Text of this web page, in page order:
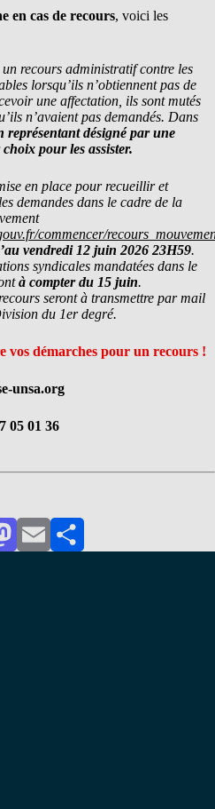
en cas de recours, voici les
recours administratif contre les
lorsqu’ils n’obtiennent pas de
une affectation, ils sont mutés
n’avaient pas demandés. Dans
représentant désigné par une
pour les assister.
en place pour recueillir et
demandes dans le cadre de la
commencer/
vendredi 12 juin 2026 23H59.
syndicales mandatées dans le
à compter du 15 juin.
recours seront à transmettre par mail
du 1er degré.
vos démarches pour un recours !
unsa.org
05 01 36
EmailPartager